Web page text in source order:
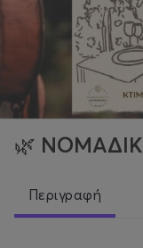
🌿
Περιγραφή